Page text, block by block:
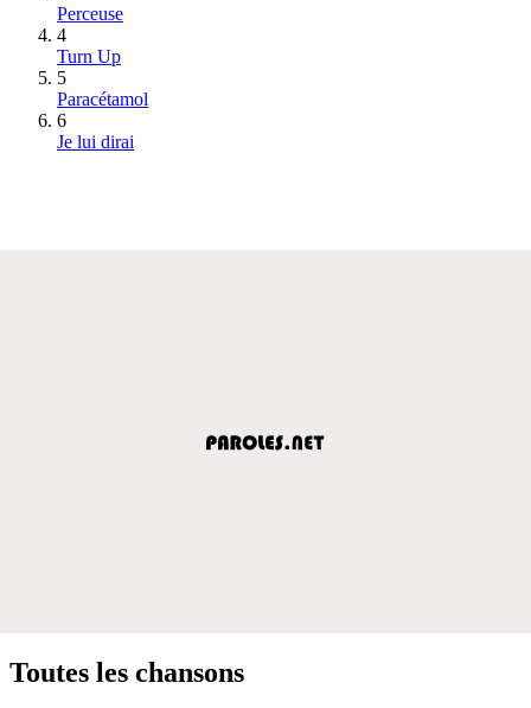
Perceuse
4
Turn Up
5
Paracétamol
6
Je lui dirai
Toutes les chansons